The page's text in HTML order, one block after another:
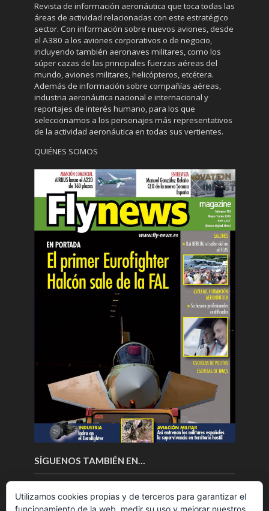
Revista de información aeronáutica que toca todas las
áreas de actividad relacionadas con este estratégico
sector. Con información sobre nuevos aviones, desde
el A380 a los aviones corporativos o de negocio,
incluyendo también aeronaves militares, como los
súper cazas de las principales fuerzas aéreas del
mundo, aviones militares, helicópteros, etcétera.
Además de información sobre compañías aéreas,
industria aeronáutica nacional e internacional y
reportajes de interés humano, para los que
seleccionamos a los personajes más representativos
de la actividad aeronáutica en todas sus vertientes.
QUIÉNES SOMOS
SÍGUENOS TAMBIÉN EN…
Utilizamos cookies propias y de terceros para garantizar el
funcionamiento de la web, medir su uso y mejorar nuestros